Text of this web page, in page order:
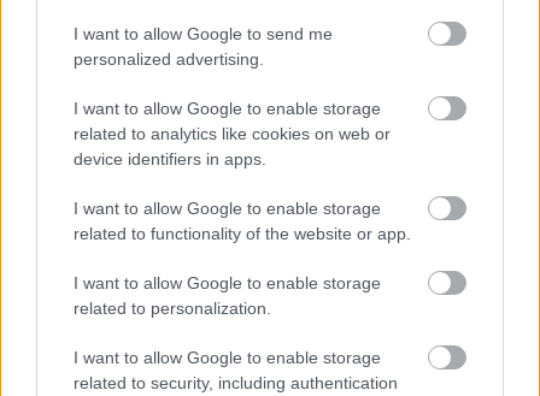
I want to allow Google to send me
personalized advertising.
I want to allow Google to enable storage
related to analytics like cookies on web or
device identifiers in apps.
I want to allow Google to enable storage
related to functionality of the website or app.
I want to allow Google to enable storage
related to personalization.
I want to allow Google to enable storage
related to security, including authentication
a vállalati és egyéb üzleti ügyfelek forgalomba helyezései
csaknem 10 százalékkal nőttek, 63 százalékos részarány
mellett.
A német márkák közül júniusban a Smart
eladása bővült a legjobban, regisztrációi
176 százalékkal emelkedtek. Jelentős
növekedést ért el a MINI, a MAN, a BMW és
az Audi is, a Volkswagen, a Mercedes-Benz
és a Ford szintén növelte értékesítését.